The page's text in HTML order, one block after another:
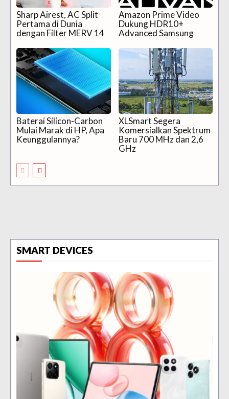
Sharp Airest, AC Split
Pertama di Dunia
dengan Filter MERV 14
Amazon Prime Video
Dukung HDR10+
Advanced Samsung
Baterai Silicon-Carbon
Mulai Marak di HP, Apa
Keunggulannya?
XLSmart Segera
Komersialkan Spektrum
Baru 700 MHz dan 2,6
GHz
SMART DEVICES